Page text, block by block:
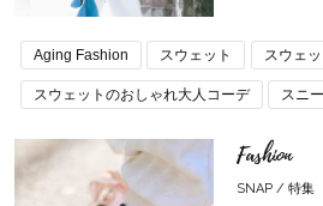
Aging Fashion スウェット スウェ
スウェットのおしゃれ大人コーデ スニ
Fashion
SNAP / 特集